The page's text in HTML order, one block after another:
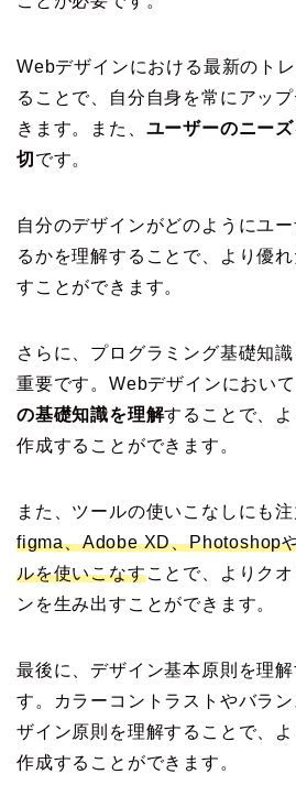
Webデザインにおける最新のト
ることで、自分自身を常にアッ
きます。また、 ユーザーのニー
切 です。
自分のデザインがどのようにユ
るかを理解することで、より優
すことができます。
さらに、プログラミング基礎知
重要です。Webデザインにおいて
の基礎知識を理解することで、
作成することができます。
また、ツールの使いこなしにも注
figma、Adobe XD、Photoshop
ルを使いこなすことで、よりク
ンを生み出すことができます。
最後に、デザイン基本原則を理
す。カラーコントラストやバラ
ザイン原則を理解することで、
作成することができます。